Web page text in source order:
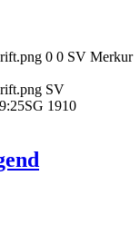
0 0 SV Merkur
SV
SG 1910